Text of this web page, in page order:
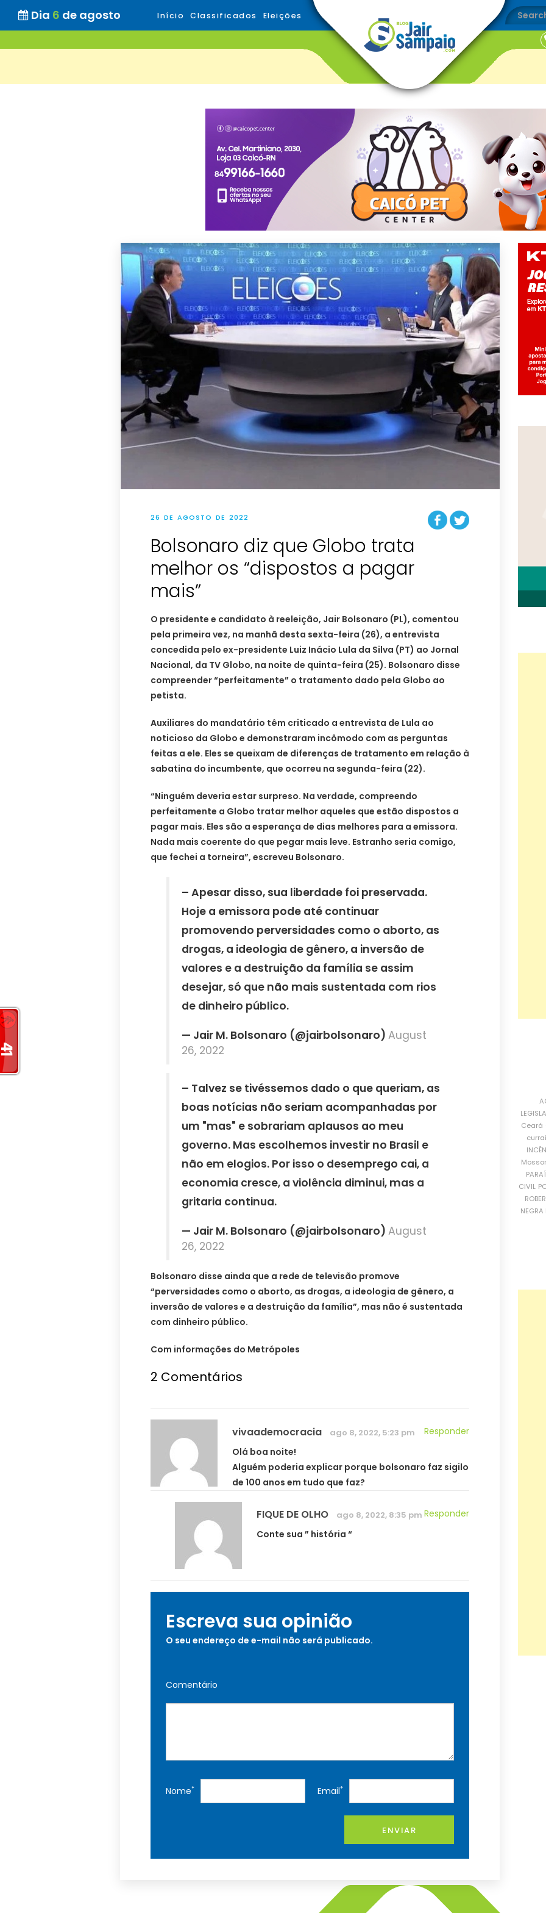
Dia 6 de agosto Início Classificados Eleições
26 DE AGOSTO DE 2022
Bolsonaro diz que Globo trata
melhor os “dispostos a pagar
mais”
O presidente e candidato à reeleição, Jair Bolsonaro (PL), comentou
pela primeira vez, na manhã desta sexta-feira (26), a entrevista
concedida pelo ex-presidente Luiz Inácio Lula da Silva (PT) ao Jornal
Nacional, da TV Globo, na noite de quinta-feira (25). Bolsonaro disse
compreender “perfeitamente” o tratamento dado pela Globo ao
petista.
Auxiliares do mandatário têm criticado a entrevista de Lula ao
noticioso da Globo e demonstraram incômodo com as perguntas
feitas a ele. Eles se queixam de diferenças de tratamento em relação à
sabatina do incumbente, que ocorreu na segunda-feira (22).
“Ninguém deveria estar surpreso. Na verdade, compreendo
perfeitamente a Globo tratar melhor aqueles que estão dispostos a
pagar mais. Eles são a esperança de dias melhores para a emissora.
Nada mais coerente do que pegar mais leve. Estranho seria comigo,
que fechei a torneira”, escreveu Bolsonaro.
– Apesar disso, sua liberdade foi preservada.
Hoje a emissora pode até continuar
promovendo perversidades como o aborto, as
drogas, a ideologia de gênero, a inversão de
valores e a destruição da família se assim
desejar, só que não mais sustentada com rios
de dinheiro público.
— Jair M. Bolsonaro (@jairbolsonaro)August
26, 2022
– Talvez se tivéssemos dado o que queriam, as
boas notícias não seriam acompanhadas por
um "mas" e sobrariam aplausos ao meu
governo. Mas escolhemos investir no Brasil e
não em elogios. Por isso o desemprego cai, a
economia cresce, a violência diminui, mas a
gritaria continua.
— Jair M. Bolsonaro (@jairbolsonaro)August
26, 2022
Bolsonaro disse ainda que a rede de televisão promove
“perversidades como o aborto, as drogas, a ideologia de gênero, a
inversão de valores e a destruição da família”, mas não é sustentada
com dinheiro público.
Com informações do Metrópoles
2 Comentários
vivaademocracia ago 8, 2022, 5:23 pm
Responder
Olá boa noite!
Alguém poderia explicar porque bolsonaro faz sigilo
de 100 anos em tudo que faz?
FIQUE DE OLHO ago 8, 2022, 8:35 pm Responder
Conte sua ” história “
Escreva sua opinião
O seu endereço de e-mail não será publicado.
Comentário
Nome* Email*
ENVIAR
Ceará
CIVIL
NEGRA